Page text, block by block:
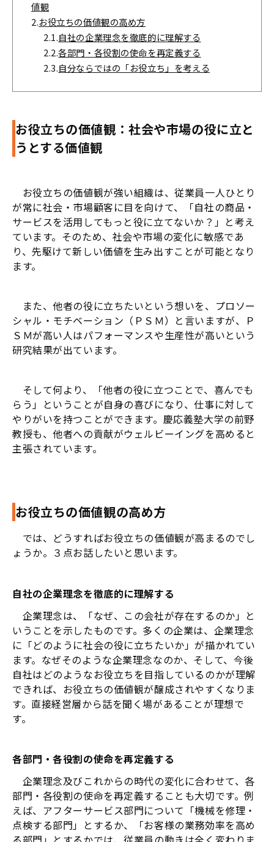
値観
2.お役立ちの価値観の高め方
2.1.自社の企業理念を徹底的に理解する
2.2.各部門・各役割の使命を再定義する
2.3.自分ならではの「お役立ち」を考える
お役立ちの価値観：社会や市場の役に立と
うとする価値観
お役立ちの価値観が強い組織は、従業員一人ひとり
が常に社会・市場顧客に目を向けて、「自社の商品・
サービスを活用してもっと役に立てないか？」と考え
ています。そのため、社会や市場の変化に敏感であ
り、先駆けて新しい価値を生み出すことが可能となり
ます。
また、他者の役に立ちたいという想いを、プロソー
シャル・モチベーション（ＰＳＭ）と言いますが、Ｐ
ＳＭが高い人はパフォーマンスや生産性が高いという
研究結果が出ています。
そして何より、「他者の役に立つことで、喜んでも
らう」ということが自身の喜びになり、仕事に対して
やりがいを持つことができます。慶応義塾大学の前野
教授も、他者への貢献がウェルビーイングを高めると
主張されています。
お役立ちの価値観の高め方
では、どうすればお役立ちの価値観が高まるのでし
ょうか。３点お話したいと思います。
自社の企業理念を徹底的に理解する
企業理念は、「なぜ、この会社が存在するのか」と
いうことを示したものです。多くの企業は、企業理念
に「どのように社会の役に立ちたいか」が描かれてい
ます。なぜそのような企業理念なのか、そして、今後
自社はどのようなお役立ちを目指しているのかが理解
できれば、お役立ちの価値観が醸成されやすくなりま
す。直接経営層から話を聞く場があることが理想で
す。
各部門・各役割の使命を再定義する
企業理念及びこれからの時代の変化に合わせて、各
部門・各役割の使命を再定義することも大切です。例
えば、アフターサービス部門について「機械を修理・
点検する部門」とするか、「お客様の業務効率を高め